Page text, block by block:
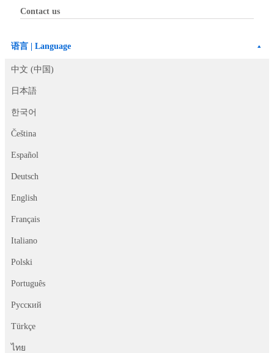
Contact us
语言 | Language
中文 (中国)
日本語
한국어
Čeština
Español
Deutsch
English
Français
Italiano
Polski
Português
Русский
Türkçe
ไทย